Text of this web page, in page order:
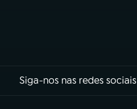
Siga-nos nas redes sociais